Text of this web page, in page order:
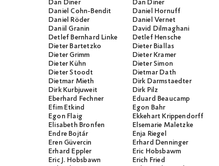
Dan Diner
Dan Diner
Daniel Cohn-Bendit
Daniel Hornuff
Daniel Röder
Daniel Vernet
Daniil Granin
David Dilmaghani
Detlef Bernhard Linke
Detlef Hensche
Dieter Bartetzko
Dieter Biallas
Dieter Grimm
Dieter Kramer
Dieter Kühn
Dieter Simon
Dieter Stoodt
Dietmar Dath
Dietmar Mieth
Dirk Darmstaedter
Dirk Kurbjuweit
Dirk Pilz
Eberhard Fechner
Eduard Beaucamp
Efim Etkind
Egon Bahr
Egon Flaig
Ekkehart Krippendorff
Elisabeth Bronfen
Elsemarie Maletzke
Endre Bojtár
Enja Riegel
Eren Güvercin
Erhard Denninger
Erhard Eppler
Eric Hobsbawm
Eric J. Hobsbawn
Erich Fried